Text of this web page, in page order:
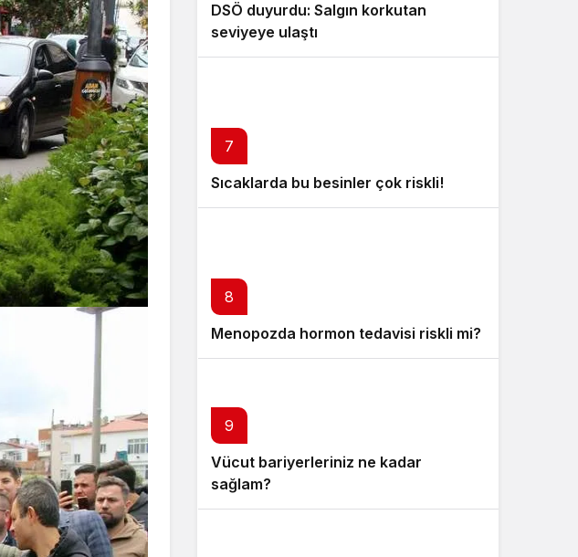
DSÖ duyurdu: Salgın korkutan
seviyeye ulaştı
7
Sıcaklarda bu besinler çok riskli!
8
Menopozda hormon tedavisi riskli mi?
9
Vücut bariyerleriniz ne kadar
sağlam?